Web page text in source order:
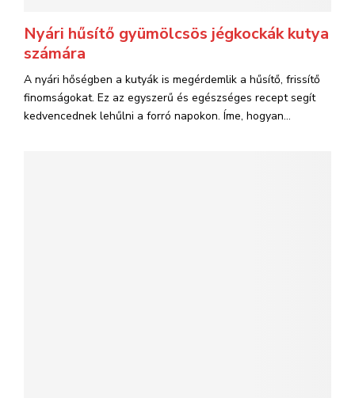
Nyári hűsítő gyümölcsös jégkockák kutya
számára
A nyári hőségben a kutyák is megérdemlik a hűsítő, frissítő
finomságokat. Ez az egyszerű és egészséges recept segít
kedvencednek lehűlni a forró napokon. Íme, hogyan...